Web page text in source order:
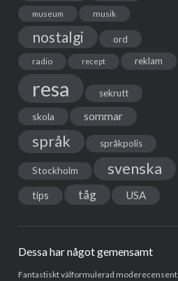
museum musik
nostalgi ord
radio recept reklam
resa sekrutt
skola sommar
språk språkpolis
Stockholm svenska
tips tåg USA
Dessa har något gemensamt
Fantastiskt välformulerad moderecensent